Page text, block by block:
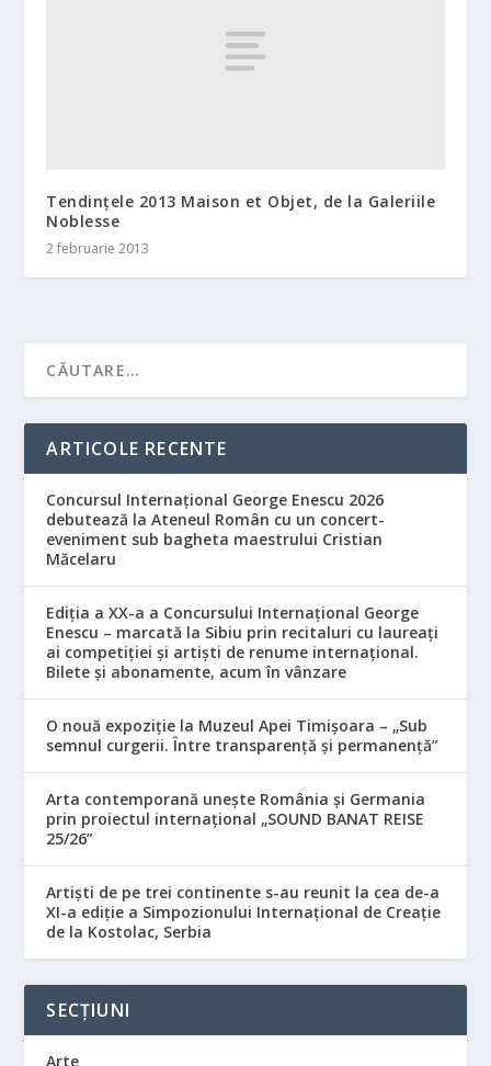
Tendințele 2013 Maison et Objet, de la Galeriile
Noblesse
2 februarie 2013
ARTICOLE RECENTE
Concursul Internațional George Enescu 2026
debutează la Ateneul Român cu un concert-
eveniment sub bagheta maestrului Cristian
Măcelaru
Ediția a XX-a a Concursului Internațional George
Enescu – marcată la Sibiu prin recitaluri cu laureați
ai competiției și artiști de renume internațional.
Bilete și abonamente, acum în vânzare
O nouă expoziție la Muzeul Apei Timișoara – „Sub
semnul curgerii. Între transparență și permanență”
Arta contemporană unește România și Germania
prin proiectul internațional „SOUND BANAT REISE
25/26”
Artiști de pe trei continente s-au reunit la cea de-a
XI-a ediție a Simpozionului Internațional de Creație
de la Kostolac, Serbia
SECȚIUNI
Arte